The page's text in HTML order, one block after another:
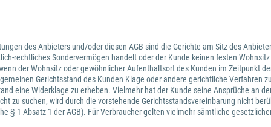
des Anbieters und/oder diesen AGB sind die Gerichte am Sitz des
rechtliches Sondervermögen handelt oder der Kunde keinen festen
der Wohnsitz oder gewöhnlicher Aufenthaltsort des Kunden im Zeitpunkt
Gerichtsstand des Kunden Klage oder andere gerichtliche Verfahren
eine Widerklage zu erheben. Vielmehr hat der Kunde seine Ansprüche an
zu suchen, wird durch die vorstehende Gerichtsstandsvereinbarung nicht
§ 1 Absatz 1 der AGB). Für Verbraucher gelten vielmehr sämtliche